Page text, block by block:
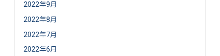
2022年9月
2022年8月
2022年7月
2022年6月